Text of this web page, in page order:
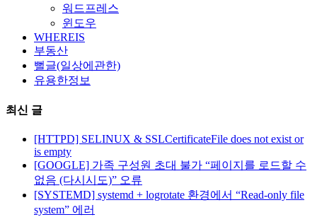
워드프레스
윈도우
WHEREIS
부동산
뻘글(일상에관한)
유용한정보
최신 글
[HTTPD] SELINUX & SSLCertificateFile does not exist or
is empty
[GOOGLE] 가족 구성원 초대 불가 “페이지를 로드할 수
없음 (다시시도)” 오류
[SYSTEMD] systemd + logrotate 환경에서 “Read-only file
system” 에러